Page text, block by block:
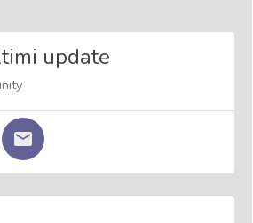
update